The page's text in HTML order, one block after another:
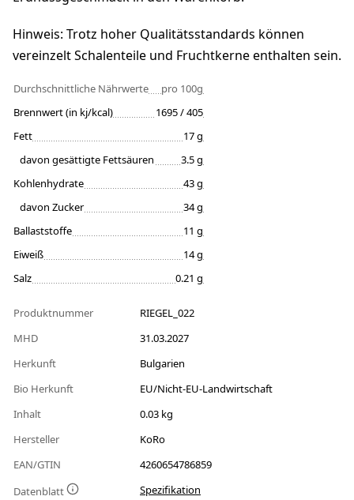
Hinweis: Trotz hoher Qualitätsstandards können
vereinzelt Schalenteile und Fruchtkerne enthalten sein.
Durchschnittliche Nährwerte
pro 100g
Brennwert (in kj/kcal)
1695 / 405
Fett
17 g
davon gesättigte Fettsäuren
3.5 g
Kohlenhydrate
43 g
davon Zucker
34 g
Ballaststoffe
11 g
Eiweiß
14 g
Salz
0.21 g
Produktnummer
RIEGEL_022
MHD
31.03.2027
Herkunft
Bulgarien
Bio Herkunft
EU/Nicht-EU-Landwirtschaft
Inhalt
0.03 kg
Hersteller
KoRo
EAN/GTIN
4260654786859
Datenblatt
Spezifikation